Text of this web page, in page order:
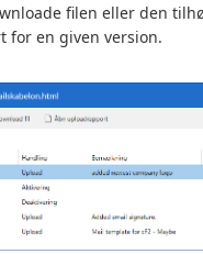
filen eller den
for en given version.